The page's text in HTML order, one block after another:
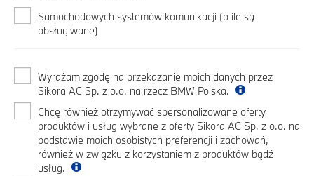
Samochodowych systemów komunikacji (o ile są
obsługiwane)
Wyrażam zgodę na przekazanie moich danych przez
Sikora AC Sp. z o.o. na rzecz BMW Polska.
Chcę również otrzymywać spersonalizowane oferty
produktów i usług wybrane z oferty Sikora AC Sp. z o.o. na
podstawie moich osobistych preferencji i zachowań,
również w związku z korzystaniem z produktów bądź
usług.